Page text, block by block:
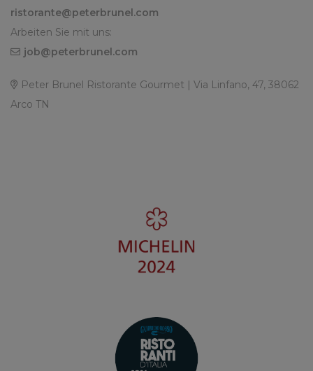
ristorante@peterbrunel.com
Arbeiten Sie mit uns:
job@peterbrunel.com
Peter Brunel Ristorante Gourmet | Via Linfano, 47, 38062
Arco TN